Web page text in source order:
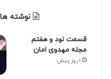
نوشته
قسمت نود و هفتم
مجله مهدوی امان
1 روز پیش